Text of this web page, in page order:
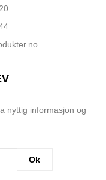
Interest Claim
nyttig informasjon og
Ok